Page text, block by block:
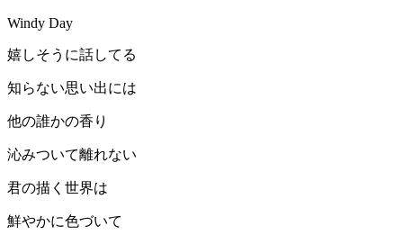
Windy Day
嬉しそうに話してる
知らない思い出には
他の誰かの香り
沁みついて離れない
君の描く世界は
鮮やかに色づいて